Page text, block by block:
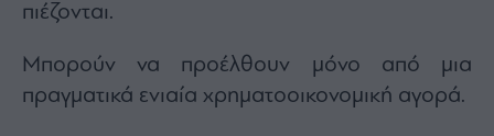
πιέζονται.
Μπορούν να προέλθουν μόνο από μια
πραγματικά ενιαία χρηματοοικονομική αγορά.